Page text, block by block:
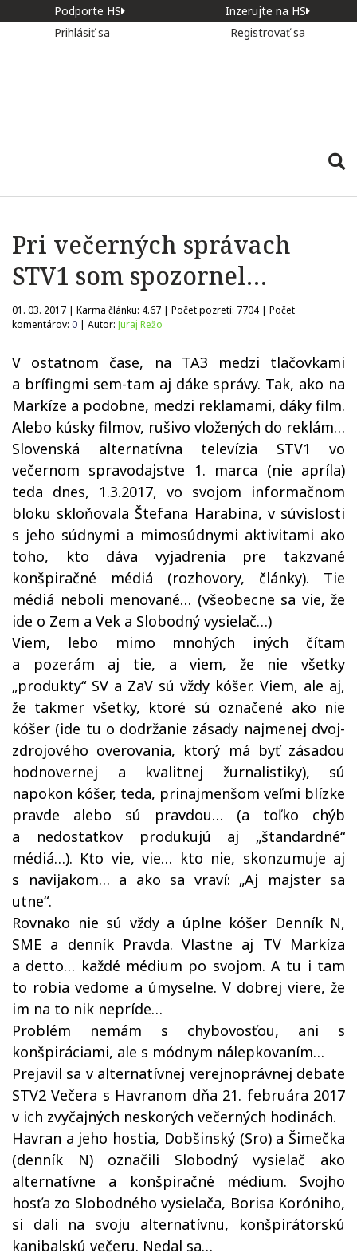
Podporte HS
Inzerujte na HS
Prihlásiť sa
Registrovať sa
Pri večerných správach
STV1 som spozornel…
01. 03. 2017 | Karma článku: 4.67 | Počet pozretí: 7704 | Počet
komentárov: 0 | Autor: Juraj Režo
V ostatnom čase, na TA3 medzi tlačovkami
a brífingmi sem-tam aj dáke správy. Tak, ako na
Markíze a podobne, medzi reklamami, dáky film.
Alebo kúsky filmov, rušivo vložených do reklám…
Slovenská alternatívna televízia STV1 vo
večernom spravodajstve 1. marca (nie apríla)
teda dnes, 1.3.2017, vo svojom informačnom
bloku skloňovala Štefana Harabina, v súvislosti
s jeho súdnymi a mimosúdnymi aktivitami ako
toho, kto dáva vyjadrenia pre takzvané
konšpiračné médiá (rozhovory, články). Tie
médiá neboli menované… (všeobecne sa vie, že
ide o Zem a Vek a Slobodný vysielač…)
Viem, lebo mimo mnohých iných čítam
a pozerám aj tie, a viem, že nie všetky
„produkty“ SV a ZaV sú vždy kóšer. Viem, ale aj,
že takmer všetky, ktoré sú označené ako nie
kóšer (ide tu o dodržanie zásady najmenej dvoj-
zdrojového overovania, ktorý má byť zásadou
hodnovernej a kvalitnej žurnalistiky), sú
napokon kóšer, teda, prinajmenšom veľmi blízke
pravde alebo sú pravdou… (a toľko chýb
a nedostatkov produkujú aj „štandardné“
médiá…). Kto vie, vie… kto nie, skonzumuje aj
s navijakom… a ako sa vraví: „Aj majster sa
utne“.
Rovnako nie sú vždy a úplne kóšer Denník N,
SME a denník Pravda. Vlastne aj TV Markíza
a detto… každé médium po svojom. A tu i tam
to robia vedome a úmyselne. V dobrej viere, že
im na to nik nepríde…
Problém nemám s chybovosťou, ani s
konšpiráciami, ale s módnym nálepkovaním…
Prejavil sa v alternatívnej verejnoprávnej debate
STV2 Večera s Havranom dňa 21. februára 2017
v ich zvyčajných neskorých večerných hodinách.
Havran a jeho hostia, Dobšinský (Sro) a Šimečka
(denník N) označili Slobodný vysielač ako
alternatívne a konšpiračné médium. Svojho
hosťa zo Slobodného vysielača, Borisa Koróniho,
si dali na svoju alternatívnu, konšpirátorskú
kanibalskú večeru. Nedal sa…